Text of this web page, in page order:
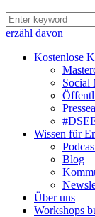
erzähl davon
Kostenlose
Social
Wissen für
Blog
Über uns
Workshops